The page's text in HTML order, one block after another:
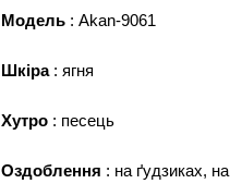
Модель : Akan-9061
Шкіра: ягня
Хутро : песець
Оздоблення : на ґудзиках,